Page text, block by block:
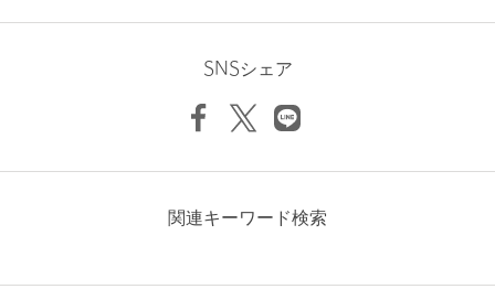
石川県発の食器ブランド。
永く使い続けてもらうために、ガラスと樹脂を掛け合わせた新素
熟練した日本の職人の技術によって、表現が難しかったデザイン
先進と伝統の技術が融合して生まれる新しい食器です。
SNSシェア
関連キーワード検索